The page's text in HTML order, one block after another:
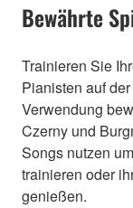
Bewährte
Trainieren Sie
Pianisten auf
Verwendung
Czerny und
Songs nutzen
trainieren oder
genießen.